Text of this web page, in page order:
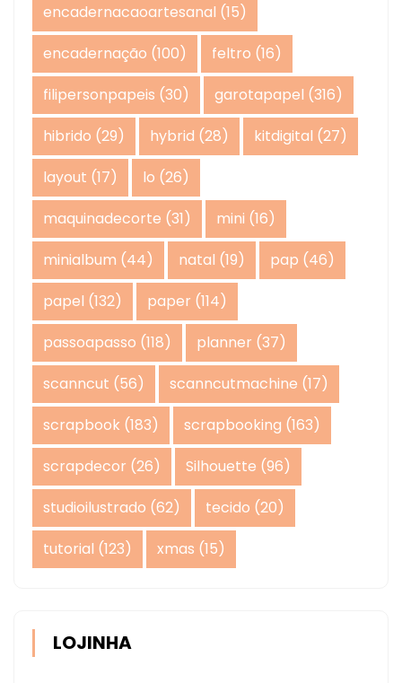
encadernacaoartesanal (15)
encadernação (100) feltro (16)
filipersonpapeis (30) garotapapel (316)
hibrido (29) hybrid (28) kitdigital (27)
layout (17) lo (26)
maquinadecorte (31) mini (16)
minialbum (44) natal (19) pap (46)
papel (132) paper (114)
passoapasso (118) planner (37)
scanncut (56) scanncutmachine (17)
scrapbook (183) scrapbooking (163)
scrapdecor (26) Silhouette (96)
studioilustrado (62) tecido (20)
tutorial (123) xmas (15)
LOJINHA